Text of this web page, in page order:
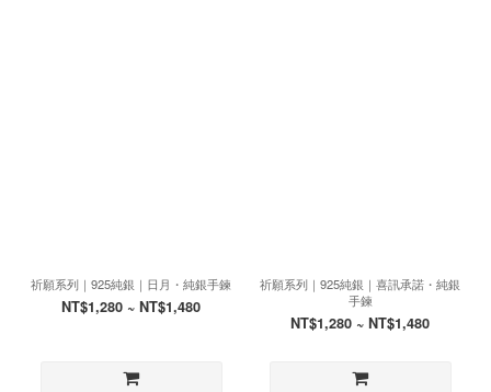
祈願系列｜925純銀｜日月・純銀手鍊
NT$1,280 ~ NT$1,480
祈願系列｜925純銀｜喜訊承諾・純銀
手鍊
NT$1,280 ~ NT$1,480